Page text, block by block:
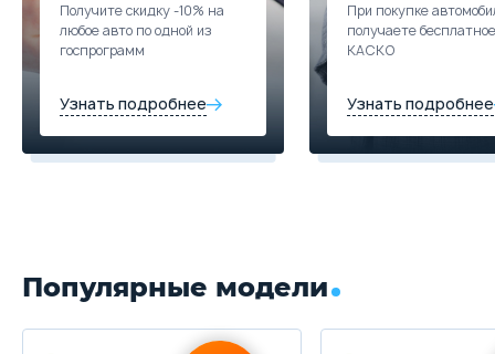
Получите скидку -10% на
любое авто по одной из
госпрограмм
Узнать подробнее
При покупке
получаете бесплатное
КАСКО
Узнать подробнее
Популярные модели